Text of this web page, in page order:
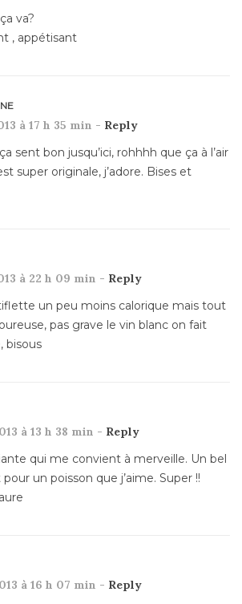
va?
, appétisant
à 17 h 35 min - Reply
sent bon jusqu’ici, rohhhh que ça à l’air
super originale, j’adore. Bises et
à 22 h 09 min - Reply
un peu moins calorique mais tout
pas grave le vin blanc on fait
bisous
à 13 h 38 min - Reply
qui me convient à merveille. Un bel
un poisson que j’aime. Super !!
à 16 h 07 min - Reply